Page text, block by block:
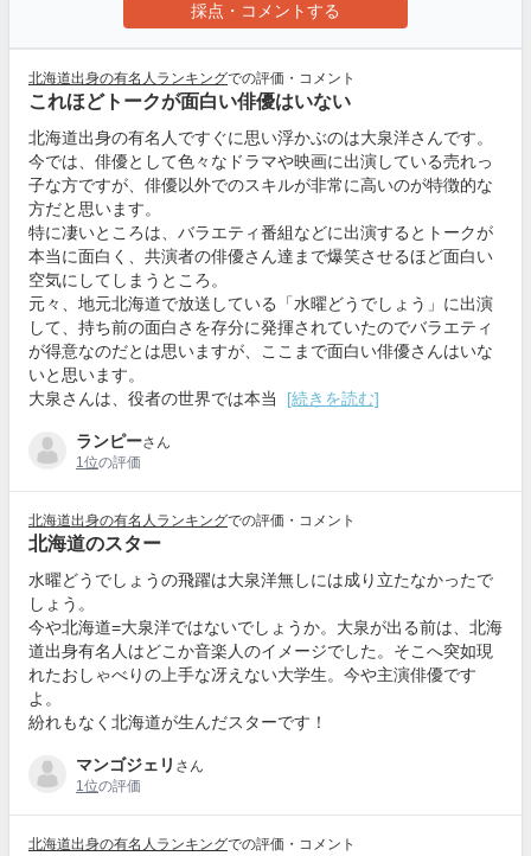
採点・コメントする
北海道出身の有名人ランキングでの評価・コメント
これほどトークが面白い俳優はいない
北海道出身の有名人ですぐに思い浮かぶのは大泉洋さんです。
今では、俳優として色々なドラマや映画に出演している売れっ
子な方ですが、俳優以外でのスキルが非常に高いのが特徴的な
方だと思います。
特に凄いところは、バラエティ番組などに出演するとトークが
本当に面白く、共演者の俳優さん達まで爆笑させるほど面白い
空気にしてしまうところ。
元々、地元北海道で放送している「水曜どうでしょう」に出演
して、持ち前の面白さを存分に発揮されていたのでバラエティ
が得意なのだとは思いますが、ここまで面白い俳優さんはいな
いと思います。
大泉さんは、役者の世界では本当
[続きを読む]
ランピーさん
1位の評価
北海道出身の有名人ランキングでの評価・コメント
北海道のスター
水曜どうでしょうの飛躍は大泉洋無しには成り立たなかったで
しょう。
今や北海道=大泉洋ではないでしょうか。大泉が出る前は、北海
道出身有名人はどこか音楽人のイメージでした。そこへ突如現
れたおしゃべりの上手な冴えない大学生。今や主演俳優です
よ。
紛れもなく北海道が生んだスターです！
マンゴジェリ さん
1位の評価
北海道出身の有名人ランキングでの評価・コメント